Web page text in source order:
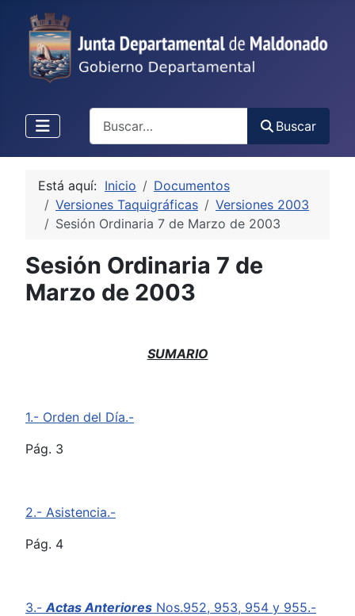
Buscar
Está aquí: Inicio
Documentos
Versiones Taquigráficas
Versiones 2003
Sesión Ordinaria 7 de Marzo de 2003
Sesión Ordinaria 7 de
Marzo de 2003
SUMARIO
1.- Orden del Día.-
Pág. 3
2.- Asistencia.-
Pág. 4
3.- Actas Anteriores Nos.952, 953, 954 y 955.-